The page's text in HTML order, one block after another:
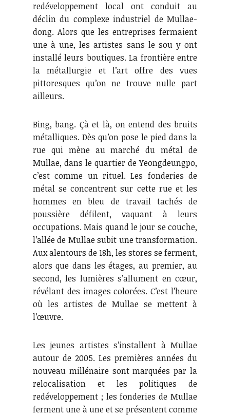
redéveloppement local ont conduit au
déclin du complexe industriel de Mullae-
dong. Alors que les entreprises fermaient
une à une, les artistes sans le sou y ont
installé leurs boutiques. La frontière entre
la métallurgie et l’art offre des vues
pittoresques qu’on ne trouve nulle part
ailleurs.
Bing, bang. Çà et là, on entend des bruits
métalliques. Dès qu’on pose le pied dans la
rue qui mène au marché du métal de
Mullae, dans le quartier de Yeongdeungpo,
c’est comme un rituel. Les fonderies de
métal se concentrent sur cette rue et les
hommes en bleu de travail tachés de
poussière défilent, vaquant à leurs
occupations. Mais quand le jour se couche,
l’allée de Mullae subit une transformation.
Aux alentours de 18h, les stores se ferment,
alors que dans les étages, au premier, au
second, les lumières s’allument en cœur,
révélant des images colorées. C’est l’heure
où les artistes de Mullae se mettent à
l’œuvre.
Les jeunes artistes s’installent à Mullae
autour de 2005. Les premières années du
nouveau millénaire sont marquées par la
relocalisation et les politiques de
redéveloppement ; les fonderies de Mullae
ferment une à une et se présentent comme